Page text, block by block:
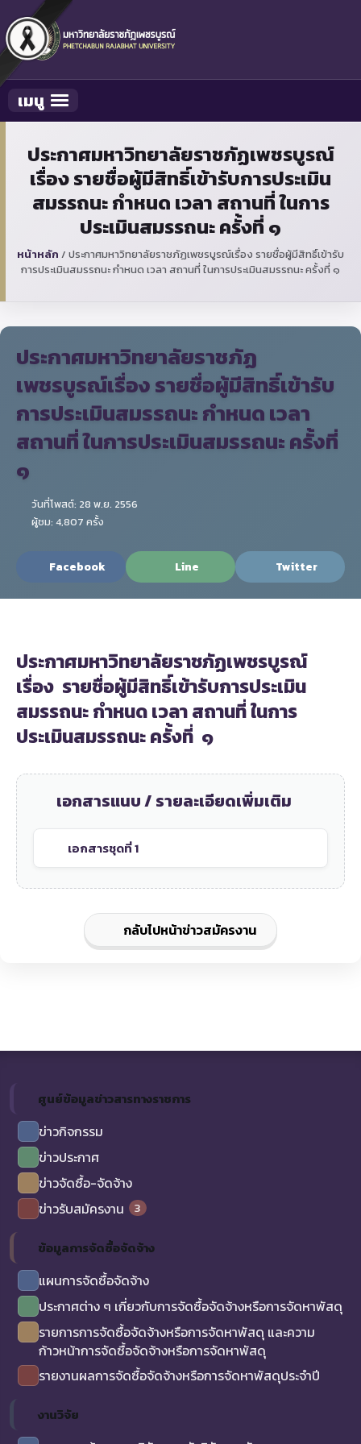
Toggle navigation
เมนู
ประกาศมหาวิทยาลัยราชภัฏเพชรบูรณ์
เรื่อง รายชื่อผู้มีสิทธิ์เข้ารับการประเมิน
สมรรถนะ กำหนด เวลา สถานที่ ในการ
ประเมินสมรรถนะ ครั้งที่ ๑
หน้าหลัก / ประกาศมหาวิทยาลัยราชภัฏเพชรบูรณ์เรื่อง รายชื่อผู้มีสิทธิ์เข้ารับ
การประเมินสมรรถนะ กำหนด เวลา สถานที่ ในการประเมินสมรรถนะ ครั้งที่ ๑
ประกาศมหาวิทยาลัยราชภัฏ
เพชรบูรณ์เรื่อง รายชื่อผู้มีสิทธิ์เข้ารับ
การประเมินสมรรถนะ กำหนด เวลา
สถานที่ ในการประเมินสมรรถนะ ครั้งที่
๑
วันที่โพสต์: 28 พ.ย. 2556
ผู้ชม: 4,807 ครั้ง
Facebook Line Twitter
ประกาศมหาวิทยาลัยราชภัฏเพชรบูรณ์
เรื่อง รายชื่อผู้มีสิทธิ์เข้ารับการประเมิน
สมรรถนะ กำหนด เวลา สถานที่ ในการ
ประเมินสมรรถนะ ครั้งที่ ๑
เอกสารแนบ / รายละเอียดเพิ่มเติม
เอกสารชุดที่ 1
กลับไปหน้าข่าวสมัครงาน
ศูนย์ข้อมูลข่าวสารทางราชการ
ข่าวกิจกรรม
ข่าวประกาศ
ข่าวจัดซื้อ-จัดจ้าง
ข่าวรับสมัครงาน
3
ข้อมูลการจัดซื้อจัดจ้าง
แผนการจัดซื้อจัดจ้าง
ประกาศต่าง ๆ เกี่ยวกับการจัดซื้อจัดจ้างหรือการจัดหาพัสดุ
รายการการจัดซื้อจัดจ้างหรือการจัดหาพัสดุ และความ
ก้าวหน้าการจัดซื้อจัดจ้างหรือการจัดหาพัสดุ
รายงานผลการจัดซื้อจัดจ้างหรือการจัดหาพัสดุประจำปี
งานวิจัย